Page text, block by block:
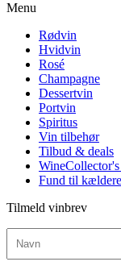
Menu
Rødvin
Hvidvin
Rosé
Champagne
Dessertvin
Portvin
Spiritus
Vin tilbehør
Tilbud & deals
Fund til
Tilmeld vinbrev